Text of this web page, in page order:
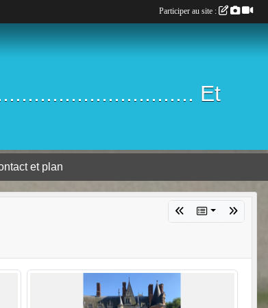
Et
et plan
Participer au site :